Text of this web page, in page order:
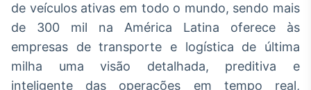
Broadcast
Datafeed
APIs para
de veículos ativas em todo o mundo, sendo mais
de 300 mil na América Latina oferece às
empresas de transporte e logística de última
milha uma visão detalhada, preditiva e
inteligente das operações em tempo real,